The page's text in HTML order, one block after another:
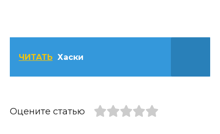
ЧИТАТЬ Хаски
Оцените статью